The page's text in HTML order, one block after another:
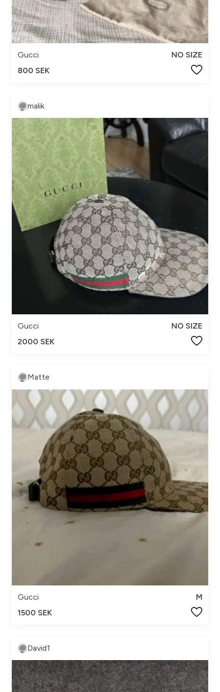
Gucci
NO SIZE
800 SEK
malik
Gucci
NO SIZE
2000 SEK
Matte
Gucci
M
1500 SEK
David1